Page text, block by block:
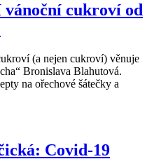
cukroví od
(a nejen cukroví) věnuje
Bronislava Blahutová.
na ořechové šátečky a
Covid-19